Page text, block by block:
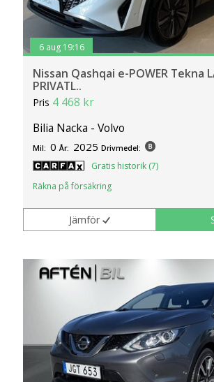
6 aug 19:16
Nissan Qashqai e-POWER Tekna
PRIVATL..
Pris 4 468 kr
Bilia Nacka - Volvo
Mil: 0 År: 2025 Drivmedel:
Gratis historik (7)
Räkna på försäkring
Jämför